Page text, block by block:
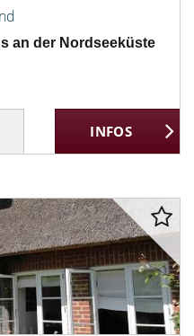
an der Nordseeküste